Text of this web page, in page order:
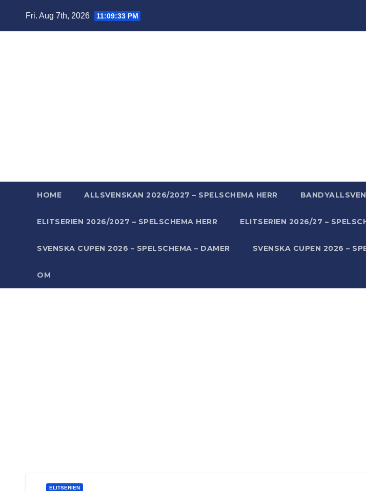
Fri. Aug 7th, 2026 11:09:34 PM
HOME ALLSVENSKAN 2026/2027 – SPELSCHEMA HERR
ELITSERIEN 2026/2027 – SPELSCHEMA HERR ELITSERIEN 2026/27 –
SVENSKA CUPEN 2026 – SPELSCHEMA – DAMER SVENSKA CUPEN 2026 –
OM
ELITSERIEN